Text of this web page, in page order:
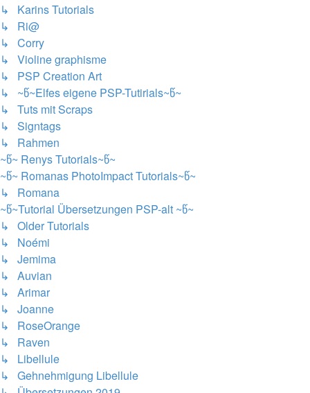
↳ Karins Tutorials
↳ Ri@
↳ Corry
↳ Violine graphisme
↳ PSP Creation Art
↳ ~წ~Elfes eigene PSP-Tutirials~წ~
↳ Tuts mit Scraps
↳ Signtags
↳ Rahmen
~წ~ Renys Tutorials~წ~
~წ~ Romanas PhotoImpact Tutorials~წ~
↳ Romana
~წ~Tutorial Übersetzungen PSP-alt ~წ~
↳ Older Tutorials
↳ Noémi
↳ Jemima
↳ Auvian
↳ Arimar
↳ Joanne
↳ RoseOrange
↳ Raven
↳ Libellule
↳ Gehnehmigung Libellule